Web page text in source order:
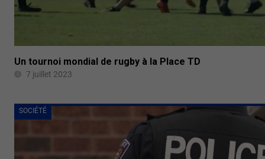
Un tournoi mondial de rugby à la Place TD
7 juillet 2023
SOCIÉTÉ